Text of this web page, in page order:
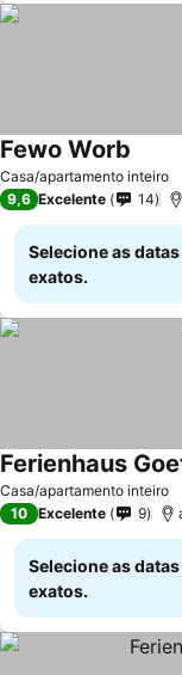
Casa/apartamento inteiro
Fewo Worb
9,6 Excelente 14
Selecione as
exatos.
Casa/apartamento inteiro
Ferienhaus
10 Excelente 9
Selecione as
exatos.